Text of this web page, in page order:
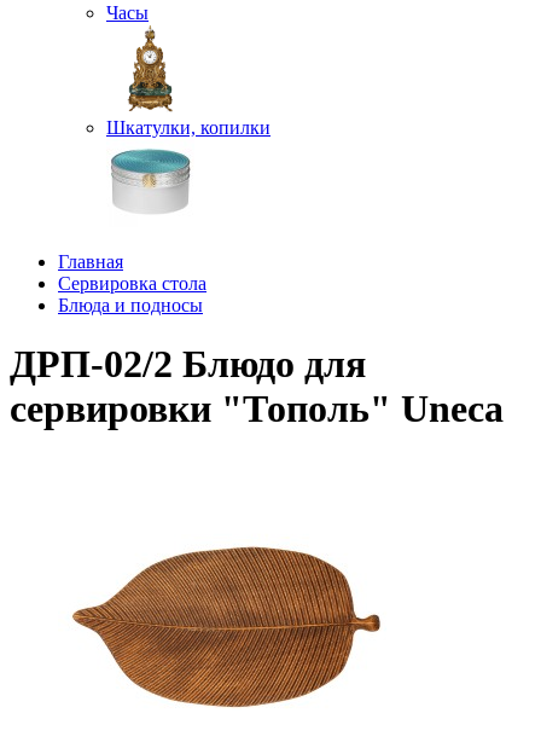
Часы
Шкатулки, копилки
Главная
Сервировка стола
Блюда и подносы
ДРП-02/2 Блюдо для
сервировки "Тополь" Uneca